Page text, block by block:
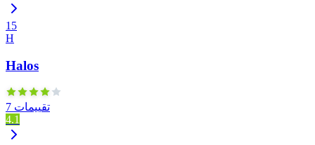
15
H
Halos
7 تقييمات
4.1